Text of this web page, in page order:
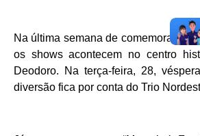
Na última semana de comemoração
os shows acontecem no centro
Deodoro. Na terça-feira, 28,
diversão fica por conta do Trio